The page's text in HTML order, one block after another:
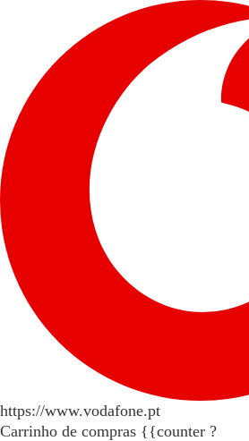
https://www.vodafone.pt
Carrinho de compras {{counter ?